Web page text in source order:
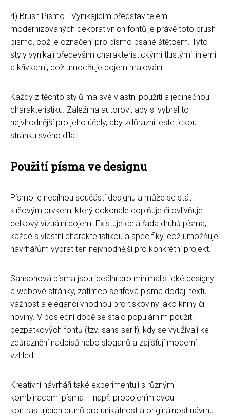
4) Brush Pismo - Vynikajícím představitelem
modernizovaných dekorativních fontů je právě toto brush
pismo, což je označení pro písmo psané štětcem. Tyto
styly vynikají především charakteristickými tlustými liniemi
a křivkami, což umocňuje dojem malování.
Každý z těchto stylů má své vlastní použití a jedinečnou
charakteristiku. Záleží na autorovi, aby si vybral to
nejvhodnější pro jeho účely, aby zdůraznil estetickou
stránku svého díla.
Použití písma ve designu
Písmo je nedílnou součástí designu a může se stát
klíčovým prvkem, který dokonale doplňuje či ovlivňuje
celkový vizuální dojem. Existuje celá řada druhů písma,
každé s vlastní charakteristikou a specifiky, což umožňuje
návrhářům vybrat ten nejvhodnější pro konkrétní projekt.
Sansonová písma jsou ideální pro minimalistické designy
a webové stránky, zatímco serifová písma dodají textu
vážnost a eleganci vhodnou pro tiskoviny jako knihy či
noviny. V poslední době se stalo populárním použití
bezpatkových fontů (tzv. sans-serif), kdy se využívají ke
zdůraznění nadpisů nebo sloganů a zajišťují moderní
vzhled.
Kreativní návrháři také experimentují s různými
kombinacemi písma – např. propojením dvou
kontrastujících druhů pro unikátnost a originálnost návrhu.